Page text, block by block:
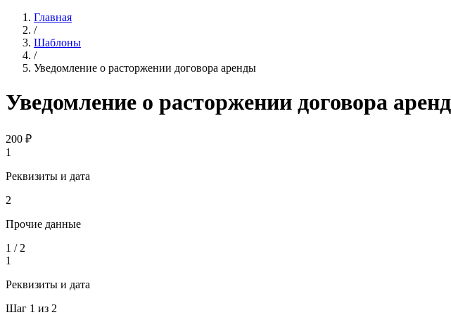
Главная
/
Шаблоны
/
Уведомление о расторжении договора аренды
Уведомление о расторжении договора
200 ₽
1
Реквизиты и дата
2
Прочие данные
1 / 2
1
Реквизиты и дата
Шаг 1 из 2